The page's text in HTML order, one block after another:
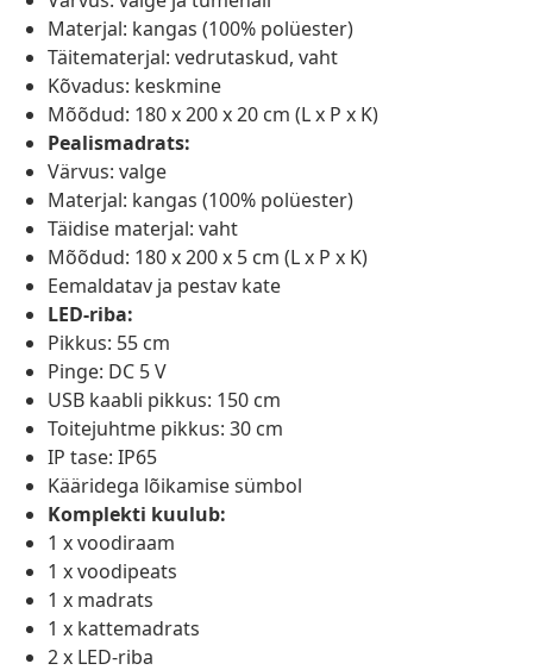
Materjal: kangas (100% polüester)
Täitematerjal: vedrutaskud, vaht
Kõvadus: keskmine
Mõõdud: 180 x 200 x 20 cm (L x P x K)
Pealismadrats:
Värvus: valge
Materjal: kangas (100% polüester)
Täidise materjal: vaht
Mõõdud: 180 x 200 x 5 cm (L x P x K)
Eemaldatav ja pestav kate
LED-riba:
Pikkus: 55 cm
Pinge: DC 5 V
USB kaabli pikkus: 150 cm
Toitejuhtme pikkus: 30 cm
IP tase: IP65
Kääridega lõikamise sümbol
Komplekti kuulub:
1 x voodiraam
1 x voodipeats
1 x madrats
1 x kattemadrats
2 x LED-riba